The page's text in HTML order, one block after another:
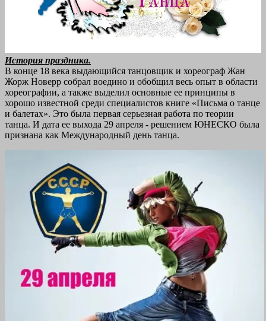
История праздника.
В конце 18 века выдающийся танцовщик и хореограф Жан
Жорж Новерр собрал воедино и обобщил весь опыт в области
хореографии, а также выделил основные ее принципы в
хорошо известной среди специалистов книге «Письма о танце
и балетах». Это была первая серьезная работа по теории
танца. И дата ее выхода 29 апреля - решением ЮНЕСКО была
признана как Международный день танца.